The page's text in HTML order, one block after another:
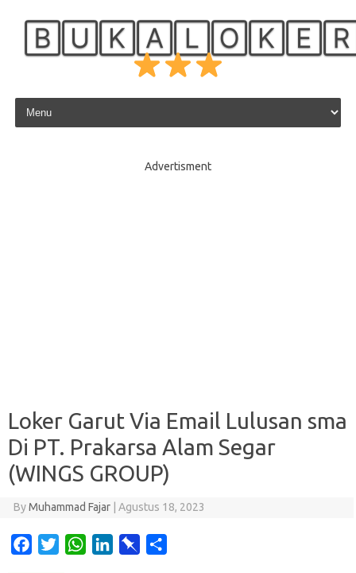
Skip to content
Advertisment
Loker Garut Via Email Lulusan sma
Di PT. Prakarsa Alam Segar
(WINGS GROUP)
ByMuhammad Fajar Agustus 18, 2023
W